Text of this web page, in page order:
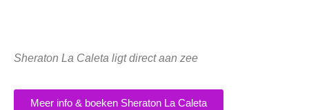
Sheraton La Caleta ligt direct aan zee
Meer info & boeken Sheraton La Caleta